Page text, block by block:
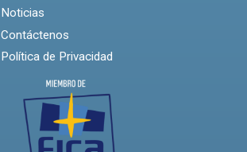
Noticias
Contáctenos
Política de Privacidad